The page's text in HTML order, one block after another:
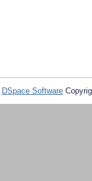
DSpace Software